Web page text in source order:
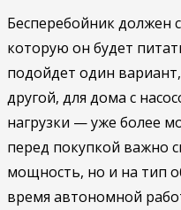
Бесперебойник должен
которую он будет
подойдет один
другой, для дома с
нагрузки — уже более
перед покупкой важно
мощность, но и на тип
время автономной